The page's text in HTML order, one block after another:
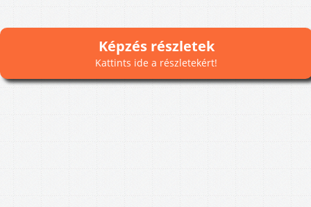
Képzés részletek
Kattints ide a részletekért!